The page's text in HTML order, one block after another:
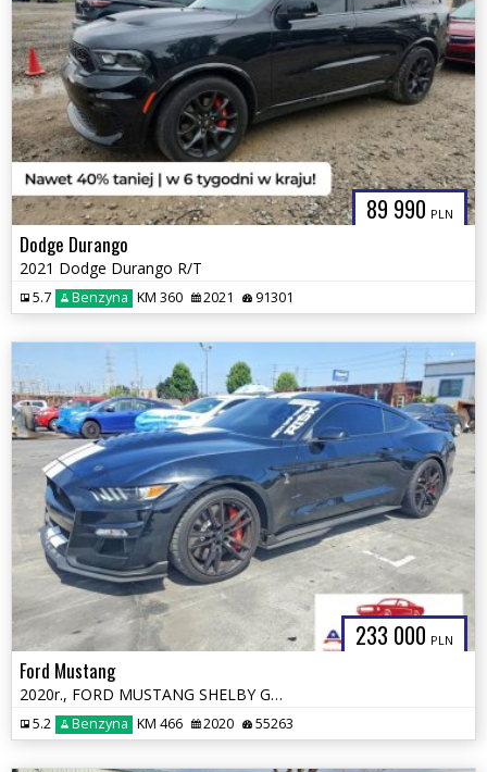
89 990 PLN
Dodge Durango
2021 Dodge Durango R/T
5.7 Benzyna KM 360 2021 91301
233 000 PLN
Ford Mustang
2020r., FORD MUSTANG SHELBY GT500, 5.2L, od ubezpieczalni
5.2 Benzyna KM 466 2020 55263